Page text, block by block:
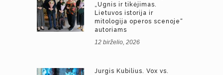
„Ugnis ir tikėjimas.
Lietuvos istorija ir
mitologija operos scenoje“
autoriams
12 birželio, 2026
Jurgis Kubilius. Vox vs.